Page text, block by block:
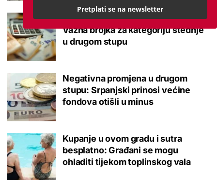
Što je MIREX i kako se računa?
Važna brojka za kategoriju štednje
u drugom stupu
Negativna promjena u drugom
stupu: Srpanjski prinosi većine
fondova otišli u minus
Kupanje u ovom gradu i sutra
besplatno: Građani se mogu
ohladiti tijekom toplinskog vala
Pretplati se na newsletter